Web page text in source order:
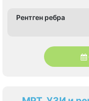
Рентген ребра